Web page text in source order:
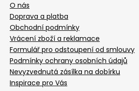
O nás
Doprava a platba
Obchodní podmínky
Vrácení zboží a reklamace
Formulář pro odstoupení od smlouvy
Podmínky ochrany osobních údajů
Nevyzvednutá zásílka na dobírku
Inspirace pro Vás